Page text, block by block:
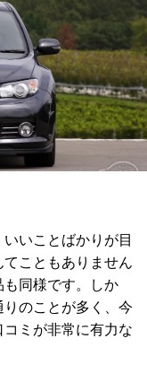
いことばかりが目
こともありません
同様です。しか
のことが多く、今
ミが非常に有力な